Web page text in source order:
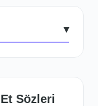
▾
Sözleri